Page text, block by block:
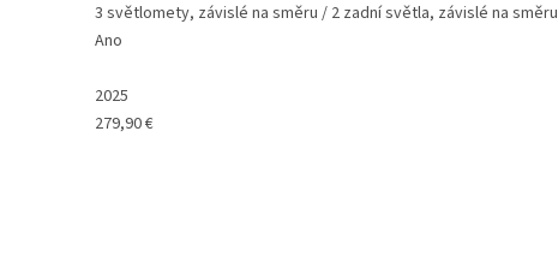
3 světlomety, závislé na směru / 2 zadní světla, závislé na směru
Ano
2025
279,90 €